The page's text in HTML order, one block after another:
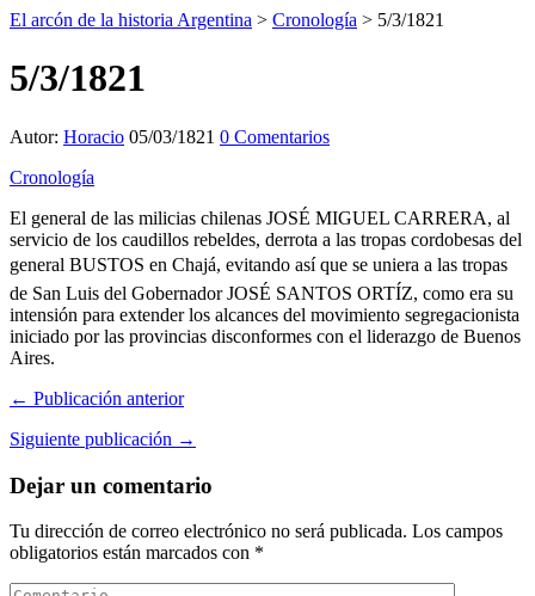
El arcón de la historia Argentina > Cronología > 5/3/1821
5/3/1821
Autor: Horacio 05/03/1821 0 Comentarios
Cronología
El general de las milicias chilenas JOSÉ MIGUEL CARRERA, al
servicio de los caudillos rebeldes, derrota a las tropas cordobesas del
general BUSTOS en Chajá, evitando así que se uniera a las tropas
de San Luis del Gobernador JOSÉ SANTOS ORTÍZ, como era su
intensión para extender los alcances del movimiento segregacionista
iniciado por las provincias disconformes con el liderazgo de Buenos
Aires.
← Publicación anterior
Siguiente publicación →
Dejar un comentario
Tu dirección de correo electrónico no será publicada. Los campos
obligatorios están marcados con *